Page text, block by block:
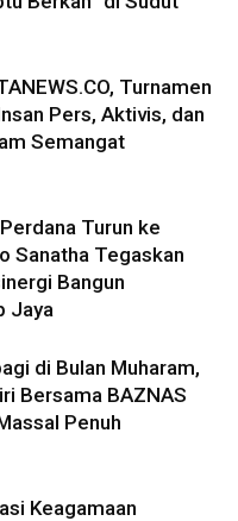
Turnamen
Pers, Aktivis, dan
Semangat
Turun ke
Sanatha Tegaskan
Bangun
Jaya
di Bulan Muharam,
Bersama BAZNAS
Penuh
Keagamaan